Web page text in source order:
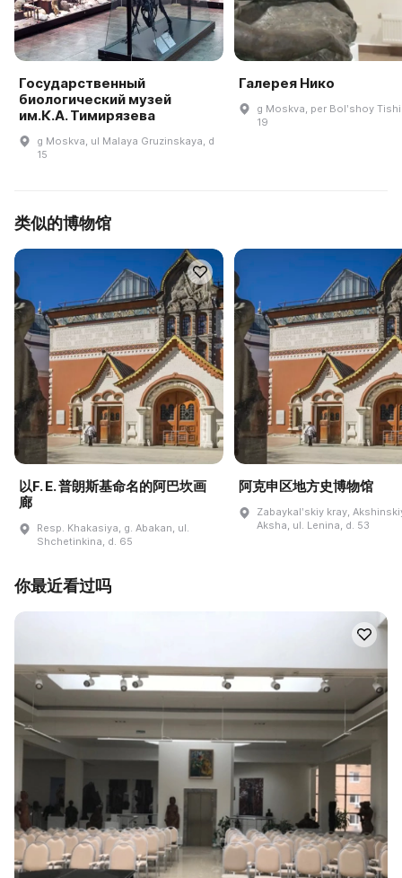
Государственный
биологический музей
им.К.А. Тимирязева
g Moskva, ul Malaya Gruzinskaya, d
15
Галерея Нико
g Moskva, per Bolʹshoy
19
类似的博物馆
以F. E. 普朗斯基命名的阿巴坎画
廊
Resp. Khakasiya, g. Abakan, ul.
Shchetinkina, d. 65
阿克申区地方史博物馆
Zabaykalʹskiy kray,
Aksha, ul. Lenina, d. 53
你最近看过吗